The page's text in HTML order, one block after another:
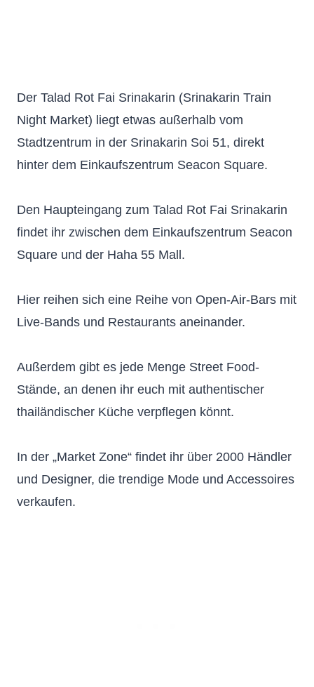
Der Talad Rot Fai Srinakarin (Srinakarin Train
Night Market) liegt etwas außerhalb vom
Stadtzentrum in der Srinakarin Soi 51, direkt
hinter dem Einkaufszentrum Seacon Square.
Den Haupteingang zum Talad Rot Fai Srinakarin
findet ihr zwischen dem Einkaufszentrum Seacon
Square und der Haha 55 Mall.
Hier reihen sich eine Reihe von Open-Air-Bars mit
Live-Bands und Restaurants aneinander.
Außerdem gibt es jede Menge Street Food-
Stände, an denen ihr euch mit authentischer
thailändischer Küche verpflegen könnt.
In der „Market Zone“ findet ihr über 2000 Händler
und Designer, die trendige Mode und Accessoires
verkaufen.